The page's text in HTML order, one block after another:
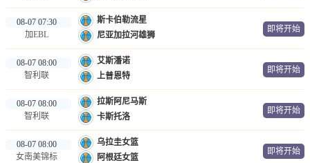
08-07 07:30
加EBL
斯卡伯勒流星
尼亚加拉河雄狮
即将开始
08-07 08:00
智利联
艾斯潘诺
上普恩特
即将开始
08-07 08:00
智利联
拉斯阿尼马斯
卡斯托洛
即将开始
08-07 08:00
女南美锦标
乌拉圭女篮
阿根廷女篮
即将开始